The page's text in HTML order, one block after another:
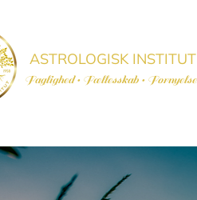
ASTROLOGISK INSTITUT
Faglighed • Fællesskab • Fornyelse